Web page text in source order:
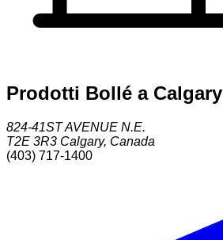
Prodotti Bollé a Calgary
824-41ST AVENUE N.E.
T2E 3R3 Calgary, Canada
(403) 717-1400